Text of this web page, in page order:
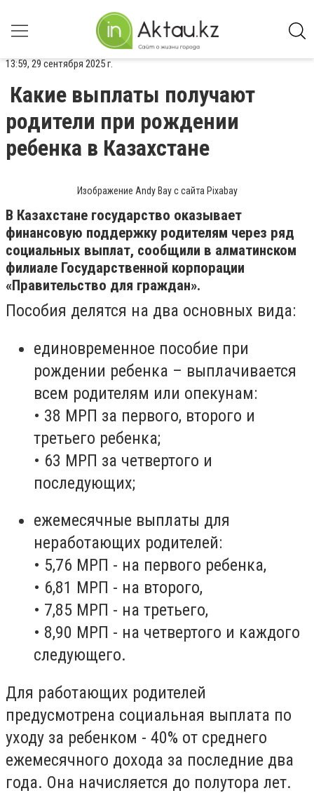
13:59, 29 сентября 2025 г.
Какие выплаты получают
родители при рождении
ребенка в Казахстане
Изображение Andy Bay с сайта Pixabay
В Казахстане государство оказывает
финансовую поддержку родителям через ряд
социальных выплат, сообщили в алматинском
филиале Государственной корпорации
«Правительство для граждан».
Пособия делятся на два основных вида:
единовременное пособие при
рождении ребенка – выплачивается
всем родителям или опекунам:
• 38 МРП за первого, второго и
третьего ребенка;
• 63 МРП за четвертого и
последующих;
ежемесячные выплаты для
неработающих родителей:
• 5,76 МРП - на первого ребенка,
• 6,81 МРП - на второго,
• 7,85 МРП - на третьего,
• 8,90 МРП - на четвертого и каждого
следующего.
Для работающих родителей
предусмотрена социальная выплата по
уходу за ребенком - 40% от среднего
ежемесячного дохода за последние два
года. Она начисляется до полутора лет.